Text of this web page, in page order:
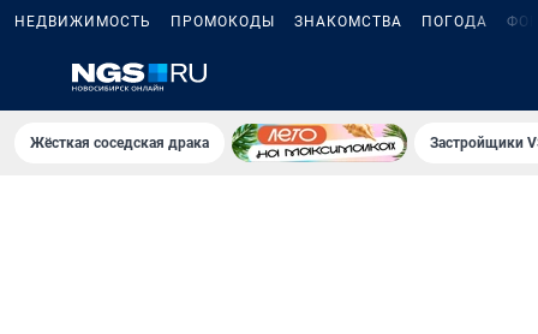
НЕДВИЖИМОСТЬ ПРОМОКОДЫ ЗНАКОМСТВА ПОГОДА
Жёсткая соседская драка Застройщики